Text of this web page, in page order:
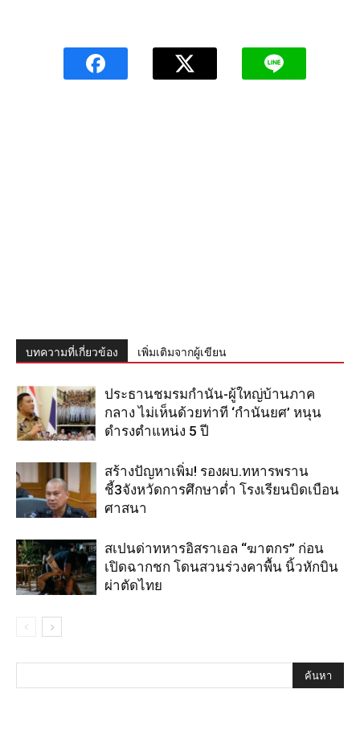
บทความที่เกี่ยวข้อง เพิ่มเติมจากผู้เขียน
ประธานชมรมกำนัน-ผู้ใหญ่บ้านภาค
กลาง ไม่เห็นด้วยท่าที ‘กำนันยศ’ หนุน
ดำรงตำแหน่ง 5 ปี
สร้างปัญหาเพิ่ม! รองผบ.ทหารพราน
ชี้3จังหวัดการศึกษาต่ำ โรงเรียนบิดเบือน
ศาสนา
สเปนด่าทหารอิสราเอล “ฆาตกร” ก่อน
เปิดฉากชก โดนสวนร่วงคาพื้น นิ้วหักบิน
ผ่าตัดไทย